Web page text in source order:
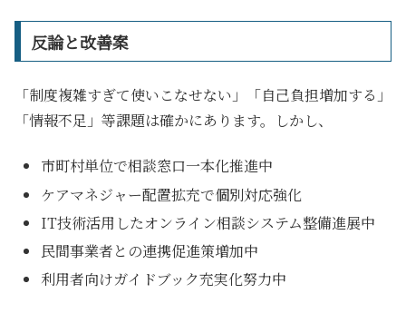
反論と改善案
「制度複雑すぎて使いこなせない」「自己負担増加する」
「情報不足」等課題は確かにあります。しかし、
市町村単位で相談窓口一本化推進中
ケアマネジャー配置拡充で個別対応強化
IT技術活用したオンライン相談システム整備進展中
民間事業者との連携促進策増加中
利用者向けガイドブック充実化努力中